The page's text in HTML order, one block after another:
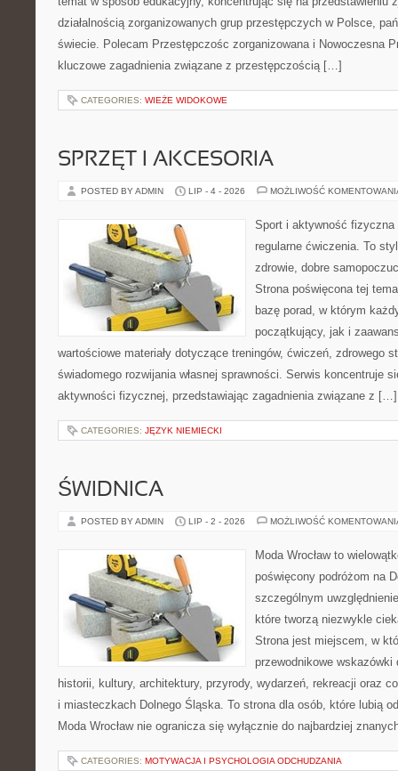
działalnością zorganizowanych grup przestępczych w Polsce,
świecie. Polecam Przestępczośc zorganizowana i Nowoczesna
kluczowe zagadnienia związane z przestępczością […]
CATEGORIES: WIEŻE WIDOKOWE
SPRZĘT I AKCESORIA
POSTED BY ADMIN LIP - 4 - 2026 MOŻLIWOŚĆ
Sport i aktywność
regularne ćwiczenia. To
zdrowie, dobre
Strona poświęcona tej
bazę porad, w którym
początkujący, jak i
wartościowe materiały dotyczące treningów, ćwiczeń, zdrowego
świadomego rozwijania własnej sprawności. Serwis koncentruje
aktywności fizycznej, przedstawiając zagadnienia związane z […]
CATEGORIES: JĘZYK NIEMIECKI
ŚWIDNICA
POSTED BY ADMIN LIP - 2 - 2026 MOŻLIWOŚĆ
Moda Wrocław to
poświęcony podróżom na
szczególnym
które tworzą niezwykle
Strona jest miejscem, w
przewodnikowe
historii, kultury, architektury, przyrody, wydarzeń, rekreacji oraz
i miasteczkach Dolnego Śląska. To strona dla osób, które lubią
Moda Wrocław nie ogranicza się wyłącznie do najbardziej
CATEGORIES: MOTYWACJA I PSYCHOLOGIA ODCHUDZANIA